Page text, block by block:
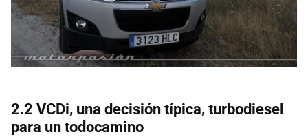
2.2 VCDi, una decisión típica, turbodiesel
para un todocamino